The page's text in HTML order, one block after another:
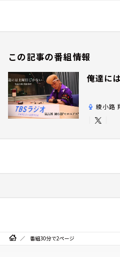
この記事の番組情報
俺達に
綾小路
番組30分で2ページ